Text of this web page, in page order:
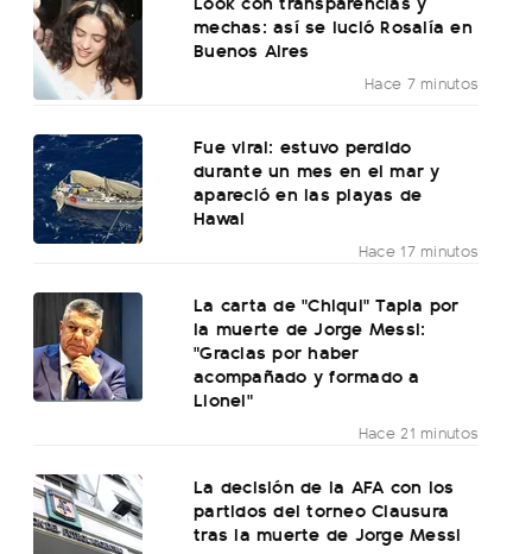
mechas: así se lució Rosalía en
Buenos Aires
Hace 7 minutos
Fue viral: estuvo perdido
durante un mes en el mar y
apareció en las playas de
Hawai
Hace 17 minutos
La carta de "Chiqui" Tapia por
la muerte de Jorge Messi:
"Gracias por haber
acompañado y formado a
Lionel"
Hace 21 minutos
La decisión de la AFA con los
partidos del torneo Clausura
tras la muerte de Jorge Messi